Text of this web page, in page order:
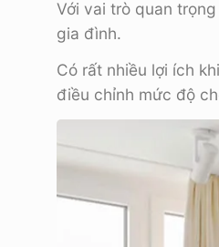
Với vai trò quan
gia đình.
Có rất nhiều lợi ích
điều chỉnh mức độ